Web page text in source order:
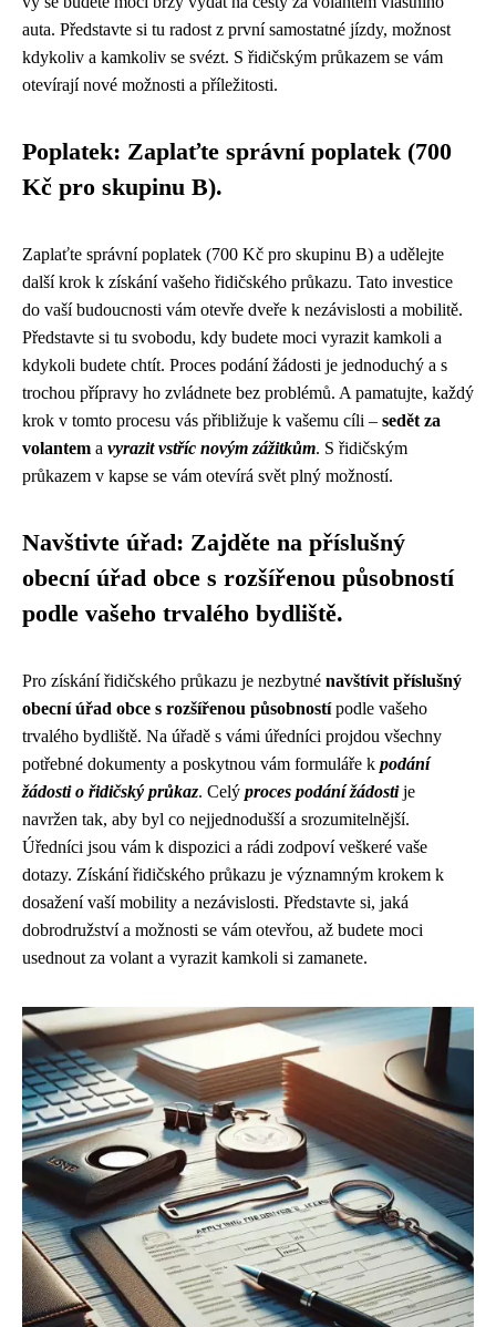
auta. Představte si tu radost z první samostatné jízdy, možnost
kdykoliv a kamkoliv se svézt. S řidičským průkazem se vám
otevírají nové možnosti a příležitosti.
Poplatek: Zaplaťte správní poplatek (700
Kč pro skupinu B).
Zaplaťte správní poplatek (700 Kč pro skupinu B) a udělejte
další krok k získání vašeho řidičského průkazu. Tato investice
do vaší budoucnosti vám otevře dveře k nezávislosti a mobilitě.
Představte si tu svobodu, kdy budete moci vyrazit kamkoli a
kdykoli budete chtít. Proces podání žádosti je jednoduchý a s
trochou přípravy ho zvládnete bez problémů. A pamatujte, každý
krok v tomto procesu vás přibližuje k vašemu cíli – sedět za
volantem a vyrazit vstříc novým zážitkům. S řidičským
průkazem v kapse se vám otevírá svět plný možností.
Navštivte úřad: Zajděte na příslušný
obecní úřad obce s rozšířenou působností
podle vašeho trvalého bydliště.
Pro získání řidičského průkazu je nezbytné navštívit příslušný
obecní úřad obce s rozšířenou působnostípodle vašeho
trvalého bydliště. Na úřadě s vámi úředníci projdou všechny
potřebné dokumenty a poskytnou vám formuláře k podání
žádosti o řidičský průkaz. Celý proces podání žádostije
navržen tak, aby byl co nejjednodušší a srozumitelnější.
Úředníci jsou vám k dispozici a rádi zodpoví veškeré vaše
dotazy. Získání řidičského průkazu je významným krokem k
dosažení vaší mobility a nezávislosti. Představte si, jaká
dobrodružství a možnosti se vám otevřou, až budete moci
usednout za volant a vyrazit kamkoli si zamanete.